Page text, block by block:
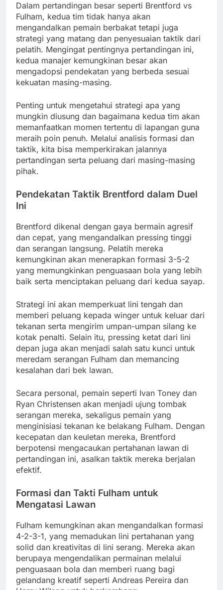
Dalam pertandingan besar seperti Brentford vs
Fulham, kedua tim tidak hanya akan
mengandalkan pemain berbakat tetapi juga
strategi yang matang dan penyesuaian taktik dari
pelatih. Mengingat pentingnya pertandingan ini,
kedua manajer kemungkinan besar akan
mengadopsi pendekatan yang berbeda sesuai
kekuatan masing-masing.
Penting untuk mengetahui strategi apa yang
mungkin diusung dan bagaimana kedua tim akan
memanfaatkan momen tertentu di lapangan guna
meraih poin penuh. Melalui analisis formasi dan
taktik, kita bisa memperkirakan jalannya
pertandingan serta peluang dari masing-masing
pihak.
Pendekatan Taktik Brentford dalam Duel
Ini
Brentford dikenal dengan gaya bermain agresif
dan cepat, yang mengandalkan pressing tinggi
dan serangan langsung. Pelatih mereka
kemungkinan akan menerapkan formasi 3-5-2
yang memungkinkan penguasaan bola yang lebih
baik serta menciptakan peluang dari kedua sayap.
Strategi ini akan memperkuat lini tengah dan
memberi peluang kepada winger untuk keluar dari
tekanan serta mengirim umpan-umpan silang ke
kotak penalti. Selain itu, pressing ketat dari lini
depan juga akan menjadi salah satu kunci untuk
meredam serangan Fulham dan memancing
kesalahan dari bek lawan.
Secara personal, pemain seperti Ivan Toney dan
Ryan Christensen akan menjadi ujung tombak
serangan mereka, sekaligus pemain yang
menginisiasi tekanan ke belakang Fulham. Dengan
kecepatan dan keuletan mereka, Brentford
berpotensi mengacaukan pertahanan lawan di
pertandingan ini, asalkan taktik mereka berjalan
efektif.
Formasi dan Takti Fulham untuk
Mengatasi Lawan
Fulham kemungkinan akan mengandalkan formasi
4-2-3-1, yang memadukan lini pertahanan yang
solid dan kreativitas di lini serang. Mereka akan
berupaya mengendalikan permainan melalui
penguasaan bola dan memberi ruang bagi
gelandang kreatif seperti Andreas Pereira dan